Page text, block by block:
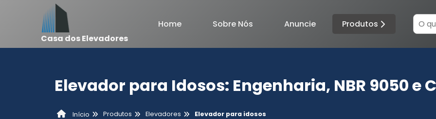
Casa dos Elevadores
Home Sobre Nós Anuncie Produtos
Elevador para Idosos: Engenharia, NBR 9050 e
Início Produtos Elevadores Elevador para idosos